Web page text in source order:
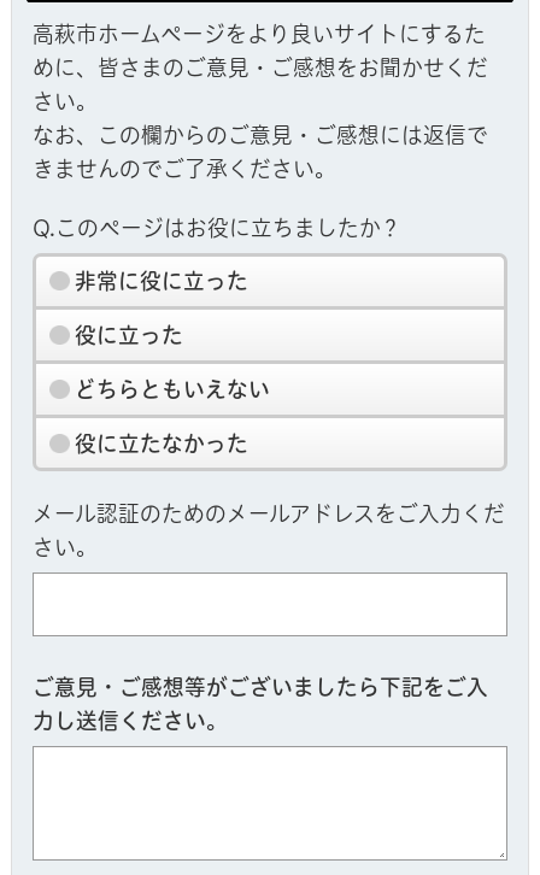
高萩市ホームページをより良いサイトにするた
めに、皆さまのご意見・ご感想をお聞かせくだ
さい。
なお、この欄からのご意見・ご感想には返信で
きませんのでご了承ください。
Q.このページはお役に立ちましたか？
非常に役に立った
役に立った
どちらともいえない
役に立たなかった
メール認証のためのメールアドレスをご入力くだ
さい。
ご意見・ご感想等がございましたら下記をご入
力し送信ください。